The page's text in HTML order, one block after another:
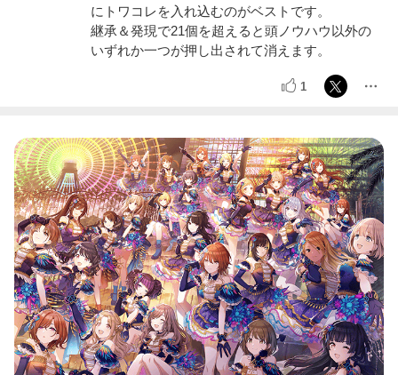
にトワコレを入れ込むのがベストです。
継承＆発現で21個を超えると頭ノウハウ以外の
いずれか一つが押し出されて消えます。
1